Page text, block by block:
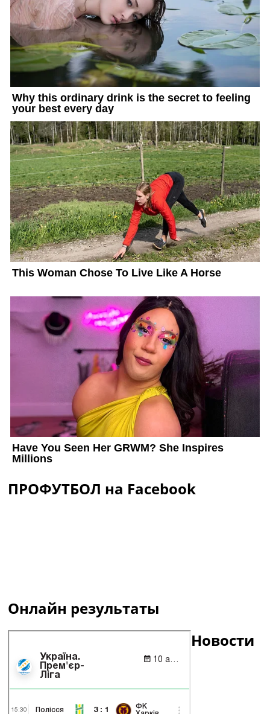
ПРОФУТБОЛ на Facebook
Онлайн результаты
Новости